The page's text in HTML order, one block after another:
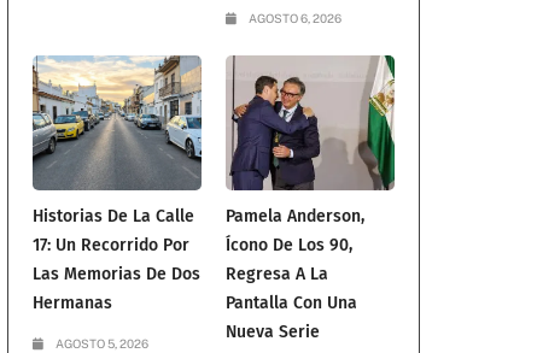
AGOSTO 6, 2026
Historias De La Calle
17: Un Recorrido Por
Las Memorias De Dos
Hermanas
AGOSTO 5, 2026
Pamela Anderson,
Ícono De Los 90,
Regresa A La
Pantalla Con Una
Nueva Serie